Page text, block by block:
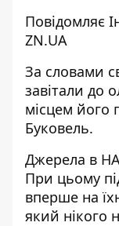
Повідомляє
ZN.UA
За словами
завітали до
місцем його
Буковель.
Джерела в
При цьому
вперше на
який нікого